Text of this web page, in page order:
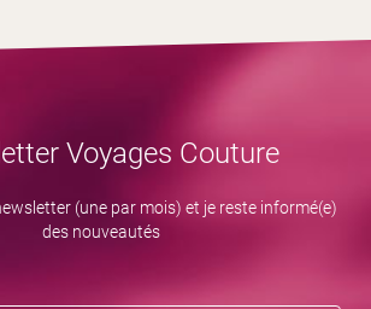
Voyages Couture
(une par mois) et je reste informé(e)
des nouveautés